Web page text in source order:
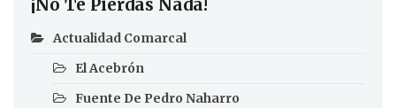
¡No Te Pierdas Nada!
Actualidad Comarcal
El Acebrón
Fuente De Pedro Naharro